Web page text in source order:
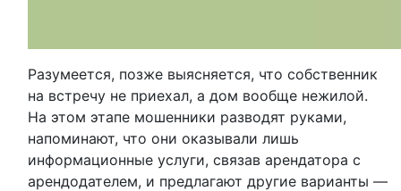
Разумеется, позже выясняется, что собственник
на встречу не приехал, а дом вообще нежилой.
На этом этапе мошенники разводят руками,
напоминают, что они оказывали лишь
информационные услуги, связав арендатора с
арендодателем, и предлагают другие варианты —